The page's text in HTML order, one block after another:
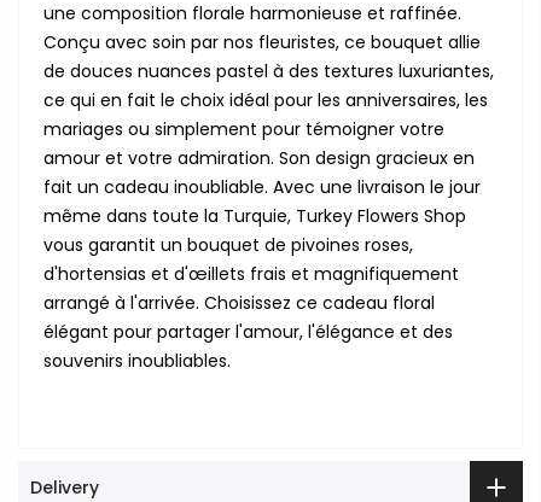
une composition florale harmonieuse et raffinée.
Conçu avec soin par nos fleuristes, ce bouquet allie
de douces nuances pastel à des textures luxuriantes,
ce qui en fait le choix idéal pour les anniversaires, les
mariages ou simplement pour témoigner votre
amour et votre admiration. Son design gracieux en
fait un cadeau inoubliable. Avec une livraison le jour
même dans toute la Turquie, Turkey Flowers Shop
vous garantit un bouquet de pivoines roses,
d'hortensias et d'œillets frais et magnifiquement
arrangé à l'arrivée. Choisissez ce cadeau floral
élégant pour partager l'amour, l'élégance et des
souvenirs inoubliables.
Delivery